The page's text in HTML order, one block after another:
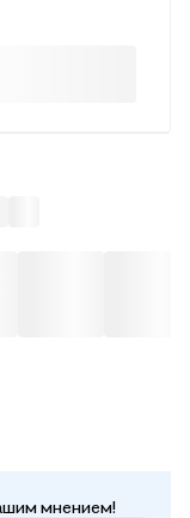
к поставленной
мнением!